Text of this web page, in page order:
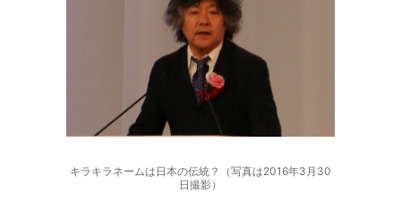
キラキラネームは日本の伝統？（写真は2016年3月30
日撮影）